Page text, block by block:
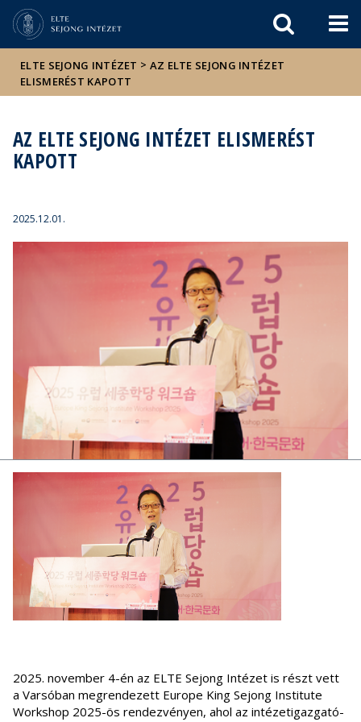
sajtóban
ELTE SEJONG INTÉZET > AZ ELTE SEJONG INTÉZET
ELISMERÉST KAPOTT
AZ ELTE SEJONG INTÉZET ELISMERÉST
KAPOTT
2025.12.01.
2025. november 4-én az ELTE Sejong Intézet is részt vett
a Varsóban megrendezett Europe King Sejong Institute
Workshop 2025-ös rendezvényen, ahol az intézetigazgató-